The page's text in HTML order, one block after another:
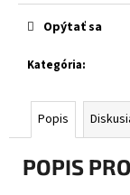
cena:
Kategória:
Opýtať sa
Popis
POPIS
CABERG
TRIP
BLACK